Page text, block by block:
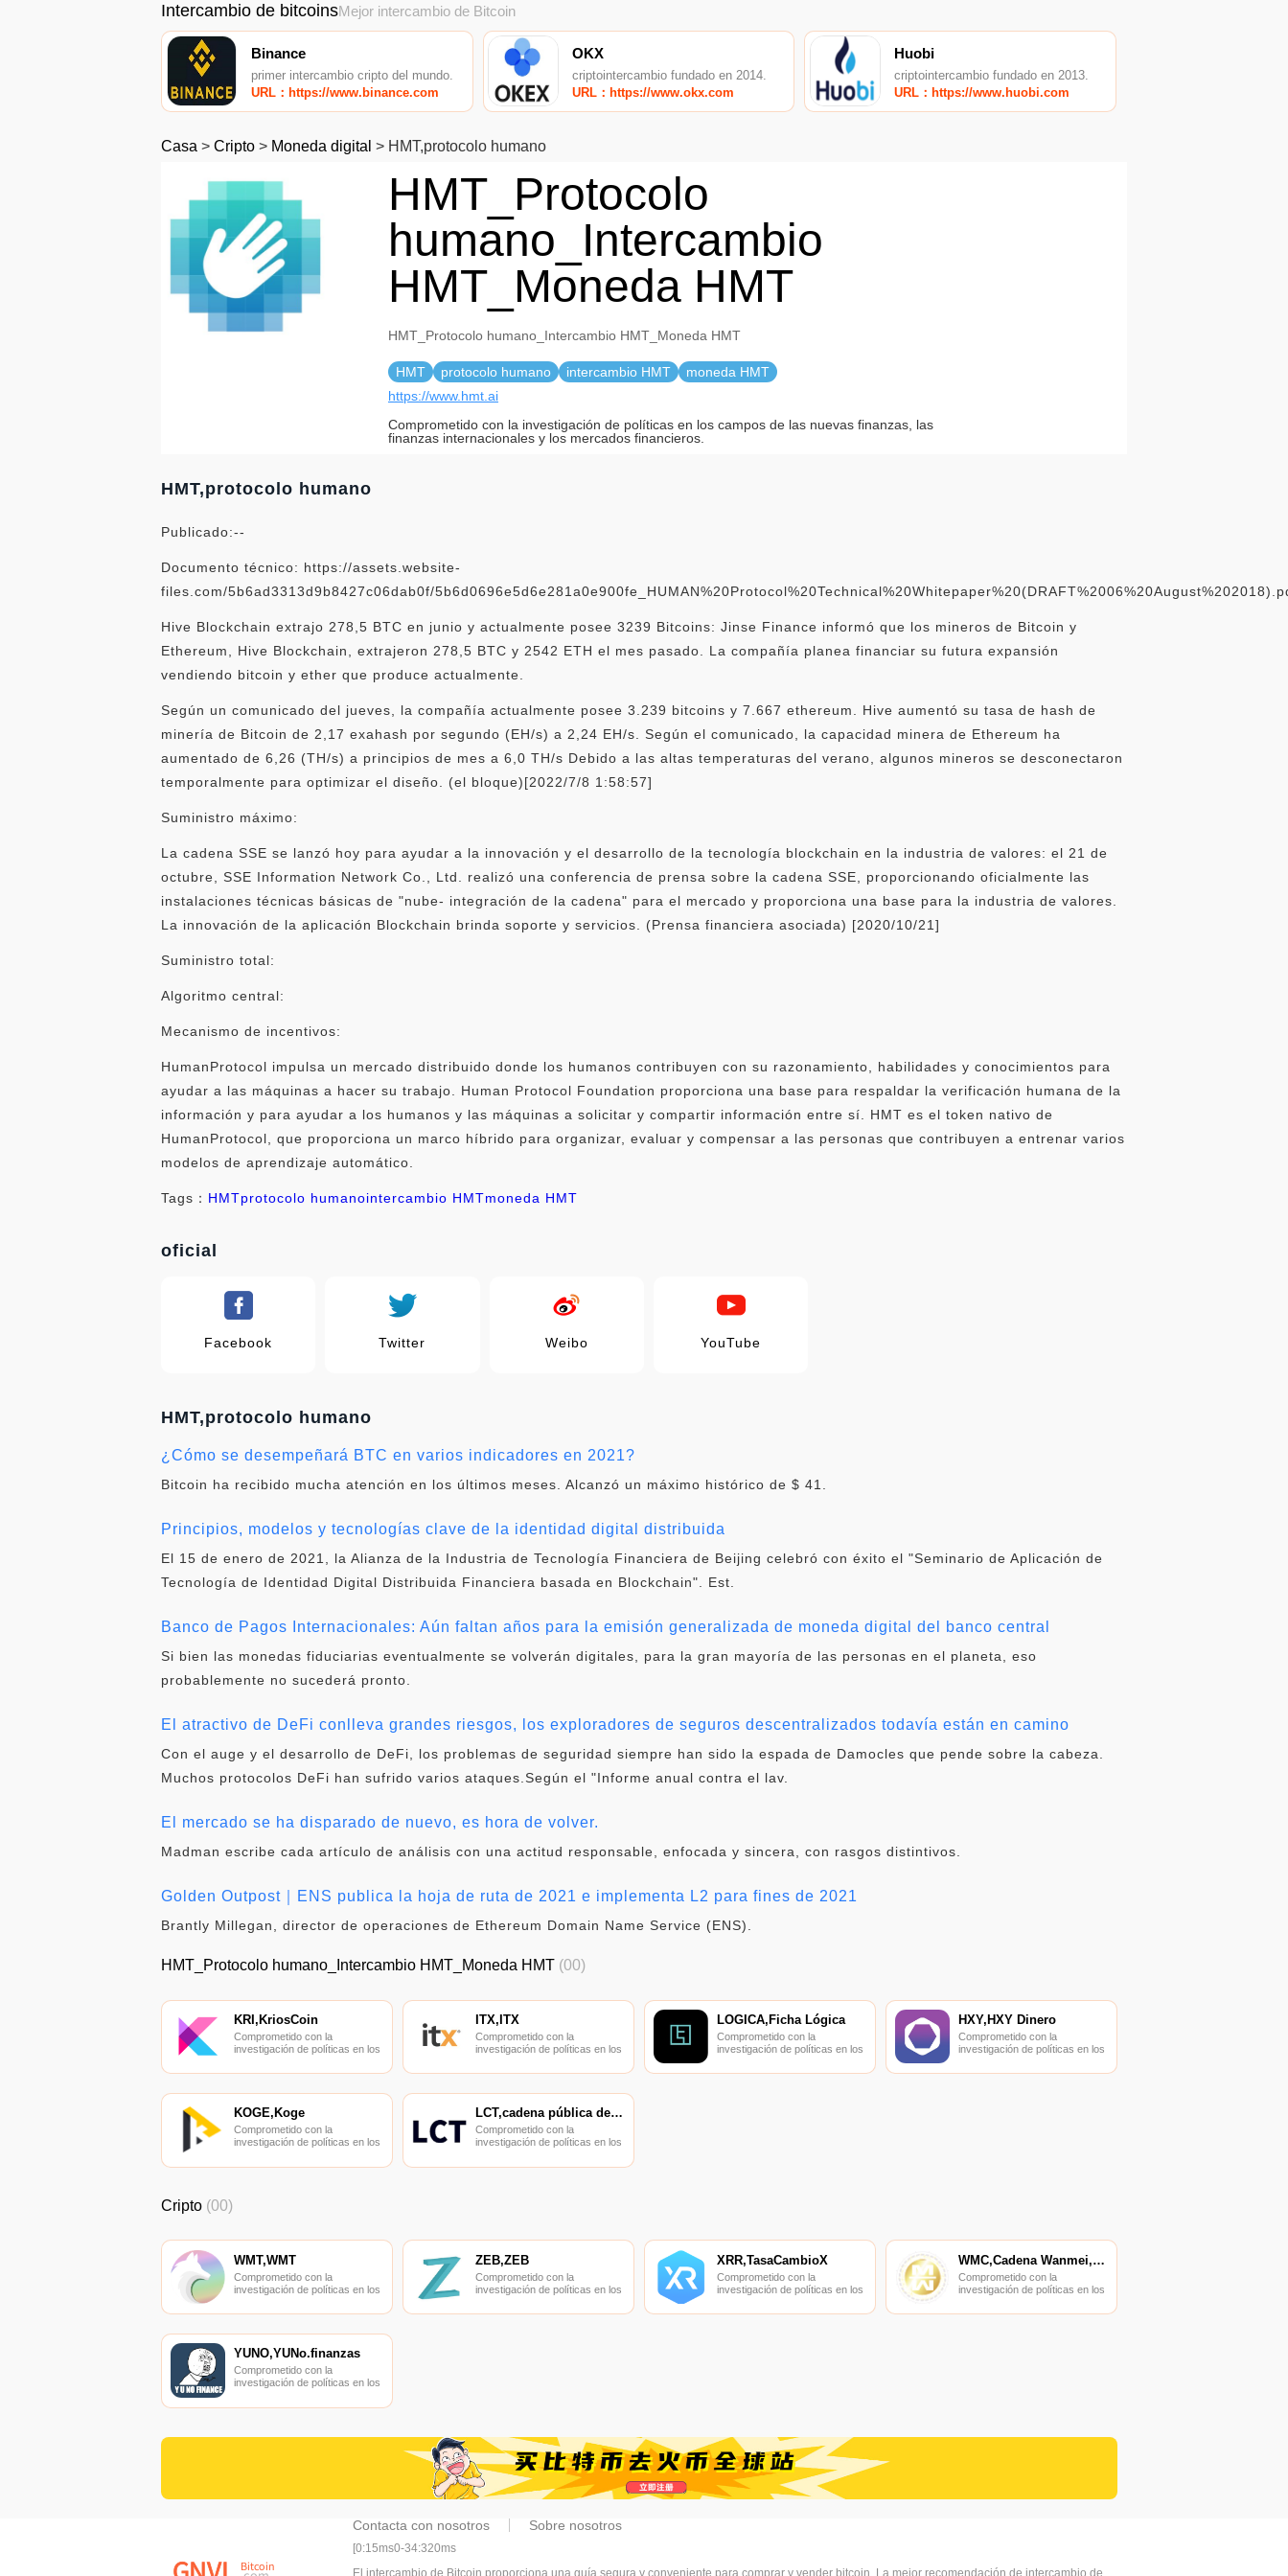
Intercambio de bitcoinsMejor intercambio de Bitcoin
Binance
primer intercambio cripto del mundo.
URL：https://www.binance.com
OKX
criptointercambio fundado en 2014.
URL：https://www.okx.com
Huobi
criptointercambio fundado en 2013.
URL：https://www.huobi.com
Casa > Cripto > Moneda digital > HMT,protocolo humano
HMT_Protocolo
humano_Intercambio
HMT_Moneda HMT
HMT_Protocolo humano_Intercambio HMT_Moneda HMT
HMT protocolo humano intercambio HMT
moneda HMT
https://www.hmt.ai
Comprometido con la investigación de políticas en los campos de las nuevas finanzas, las
finanzas internacionales y los mercados financieros.
HMT,protocolo humano
Publicado:--
Documento técnico: https://assets.website-
files.com/5b6ad3313d9b8427c06dab0f/
Hive Blockchain extrajo 278,5 BTC en junio y actualmente posee 3239 Bitcoins: Jinse Finance informó que los mineros de Bitcoin y
Ethereum, Hive Blockchain, extrajeron 278,5 BTC y 2542 ETH el mes pasado. La compañía planea financiar su futura expansión
vendiendo bitcoin y ether que produce actualmente.
Según un comunicado del jueves, la compañía actualmente posee 3.239 bitcoins y 7.667 ethereum. Hive aumentó su tasa de hash de
minería de Bitcoin de 2,17 exahash por segundo (EH/s) a 2,24 EH/s. Según el comunicado, la capacidad minera de Ethereum ha
aumentado de 6,26 (TH/s) a principios de mes a 6,0 TH/s Debido a las altas temperaturas del verano, algunos mineros se desconectaron
temporalmente para optimizar el diseño. (el bloque)[2022/7/8 1:58:57]
Suministro máximo:
La cadena SSE se lanzó hoy para ayudar a la innovación y el desarrollo de la tecnología blockchain en la industria de valores: el 21 de
octubre, SSE Information Network Co., Ltd. realizó una conferencia de prensa sobre la cadena SSE, proporcionando oficialmente las
instalaciones técnicas básicas de "nube- integración de la cadena" para el mercado y proporciona una base para la industria de valores.
La innovación de la aplicación Blockchain brinda soporte y servicios. (Prensa financiera asociada) [2020/10/21]
Suministro total:
Algoritmo central:
Mecanismo de incentivos:
HumanProtocol impulsa un mercado distribuido donde los humanos contribuyen con su razonamiento, habilidades y conocimientos para
ayudar a las máquinas a hacer su trabajo. Human Protocol Foundation proporciona una base para respaldar la verificación humana de la
información y para ayudar a los humanos y las máquinas a solicitar y compartir información entre sí. HMT es el token nativo de
HumanProtocol, que proporciona un marco híbrido para organizar, evaluar y compensar a las personas que contribuyen a entrenar varios
modelos de aprendizaje automático.
Tags： HMTprotocolo humanointercambio HMTmoneda HMT
oficial
Facebook Twitter Weibo YouTube
HMT,protocolo humano
¿Cómo se desempeñará BTC en varios indicadores en 2021?
Bitcoin ha recibido mucha atención en los últimos meses. Alcanzó un máximo histórico de $ 41.
Principios, modelos y tecnologías clave de la identidad digital distribuida
El 15 de enero de 2021, la Alianza de la Industria de Tecnología Financiera de Beijing celebró con éxito el "Seminario de Aplicación de
Tecnología de Identidad Digital Distribuida Financiera basada en Blockchain". Est.
Banco de Pagos Internacionales: Aún faltan años para la emisión generalizada de moneda digital del banco central
Si bien las monedas fiduciarias eventualmente se volverán digitales, para la gran mayoría de las personas en el planeta, eso
probablemente no sucederá pronto.
El atractivo de DeFi conlleva grandes riesgos, los exploradores de seguros descentralizados todavía están en camino
Con el auge y el desarrollo de DeFi, los problemas de seguridad siempre han sido la espada de Damocles que pende sobre la cabeza.
Muchos protocolos DeFi han sufrido varios ataques.Según el "Informe anual contra el lav.
El mercado se ha disparado de nuevo, es hora de volver.
Madman escribe cada artículo de análisis con una actitud responsable, enfocada y sincera, con rasgos distintivos.
Golden Outpost｜ENS publica la hoja de ruta de 2021 e implementa L2 para fines de 2021
Brantly Millegan, director de operaciones de Ethereum Domain Name Service (ENS).
HMT_Protocolo humano_Intercambio HMT_Moneda HMT (00)
KRI,KriosCoin
Comprometido con la
investigación de políticas en los
finanzas, las finanzas
ITX,ITX
Comprometido con la
investigación de políticas en los
finanzas, las finanzas
LÓGICA,Ficha Lógica
Comprometido con la
investigación de políticas en los
finanzas, las finanzas
HXY,HXY Dinero
Comprometido con la
investigación de políticas en los
finanzas, las finanzas
KOGE,Koge
Comprometido con la
investigación de políticas en los
finanzas, las finanzas
LCT,cadena pública de lujo,LCT
Comprometido con la
investigación de políticas en los
finanzas, las finanzas
Cripto (00)
WMT,WMT
Comprometido con la
investigación de políticas en los
finanzas, las finanzas
ZEB,ZEB
Comprometido con la
investigación de políticas en los
finanzas, las finanzas
XRR,TasaCambioX
Comprometido con la
investigación de políticas en los
finanzas, las finanzas
WMC,Cadena Wanmei,Cadena WM
Comprometido con la
investigación de políticas en los
finanzas, las finanzas
YUNO,YUNo.finanzas
Comprometido con la
investigación de políticas en los
finanzas, las finanzas
Contacta con nosotros Sobre nosotros
[0:15ms0-34:320ms
El intercambio de Bitcoin proporciona una guía segura y conveniente para comprar y vender bitcoin, La mejor recomendación de intercambio de